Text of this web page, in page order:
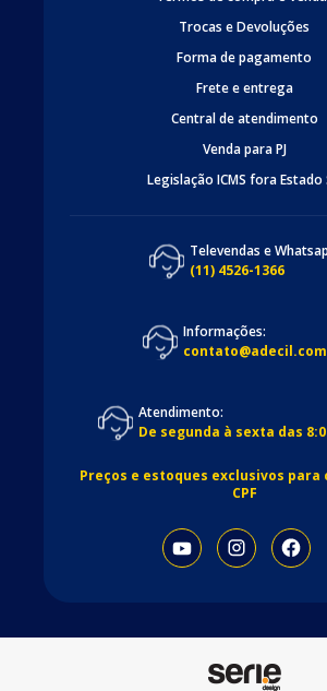
Trocas e Devoluções
Forma de pagamento
Frete e entrega
Central de atendimento
Venda para PJ
Legislação ICMS fora Estado
Televendas e
(11) 4526-1366
Informações:
Atendimento:
De segunda à sexta das
Preços e estoques exclusivos para
CPF